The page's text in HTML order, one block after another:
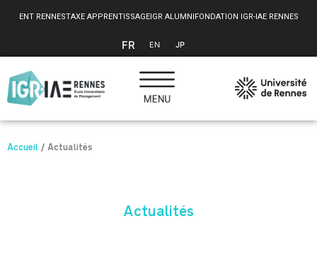
ENT RENNESTAXE APPRENTISSAGEIGR ALUMNIFONDATION IGR-IAE RENNES
FR EN JP
Accueil / Actualités
Actualités